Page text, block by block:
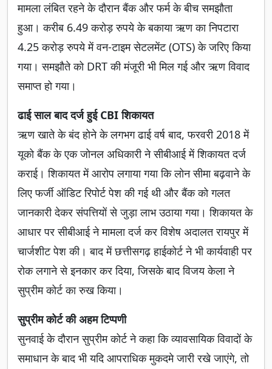
मामला लंबित रहने के दौरान बैंक और फर्म के बीच समझौता
हुआ। करीब 6.49 करोड़ रुपये के बकाया ऋण का निपटारा
4.25 करोड़ रुपये में वन-टाइम सेटलमेंट (OTS) के जरिए किया
गया। समझौते को DRT की मंजूरी भी मिल गई और ऋण विवाद
समाप्त हो गया।
ढाई साल बाद दर्ज हुई CBI शिकायत
ऋण खाते के बंद होने के लगभग ढाई वर्ष बाद, फरवरी 2018 में
यूको बैंक के एक जोनल अधिकारी ने सीबीआई में शिकायत दर्ज
कराई। शिकायत में आरोप लगाया गया कि लोन सीमा बढ़वाने के
लिए फर्जी ऑडिट रिपोर्ट पेश की गई थी और बैंक को गलत
जानकारी देकर संपत्तियों से जुड़ा लाभ उठाया गया। शिकायत के
आधार पर सीबीआई ने मामला दर्ज कर विशेष अदालत रायपुर में
चार्जशीट पेश की। बाद में छत्तीसगढ़ हाईकोर्ट ने भी कार्यवाही पर
रोक लगाने से इनकार कर दिया, जिसके बाद विजय केला ने
सुप्रीम कोर्ट का रुख किया।
सुप्रीम कोर्ट की अहम टिप्पणी
सुनवाई के दौरान सुप्रीम कोर्ट ने कहा कि व्यावसायिक विवादों के
समाधान के बाद भी यदि आपराधिक मुकदमे जारी रखे जाएंगे, तो